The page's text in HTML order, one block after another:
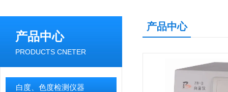
产品中心
PRODUCTS CNETER
白度、色度检测仪器
产品中心